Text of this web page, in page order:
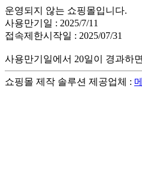
운영되지 않는 쇼핑몰입니다.
사용만기일 : 2025/7/11
접속제한시작일 : 2025/07/31
사용만기일에서 20일이 경과하
쇼핑몰 제작 솔루션 제공업체 :